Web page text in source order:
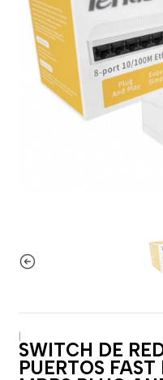
|
SWITCH DE
PUERTOS